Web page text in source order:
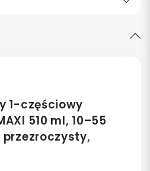
1-częściowy
510 ml, 10–55